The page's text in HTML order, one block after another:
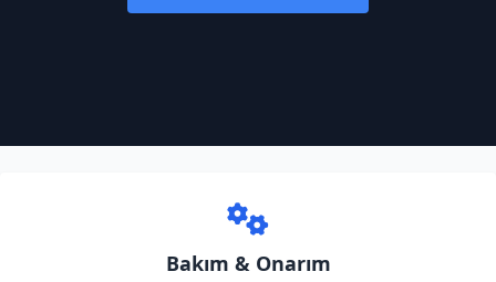
Bakım & Onarım